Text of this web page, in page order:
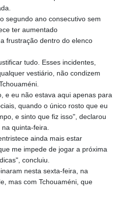
segundo ano consecutivo sem
ter aumentado
frustração dentro do elenco
tudo. Esses incidentes,
vestiário, não condizem
e eu não estava aqui apenas para
quando o único rosto que eu
e sinto que fiz isso", declarou
quinta-feira.
ainda mais estar
me impede de jogar a próxima
concluiu.
nesta sexta-feira, na
mas com Tchouaméni, que